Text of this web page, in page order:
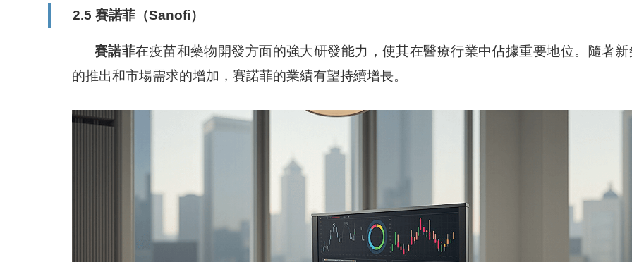
2.5 賽諾菲（Sanofi）
賽諾菲在疫苗和藥物開發方面的強大研發能力，使其在醫療行業中佔據重要地位。隨著新
的推出和市場需求的增加，賽諾菲的業績有望持續增長。